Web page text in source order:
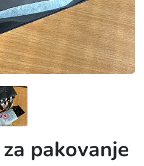
pakovanje